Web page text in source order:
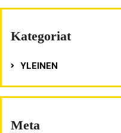
Kategoriat
YLEINEN
Meta